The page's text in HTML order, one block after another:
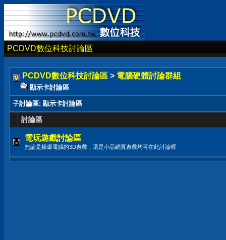
PCDVD數位科技討論區
PCDVD數位科技討論區 > 電腦硬體討論群組
顯示卡討論區
子討論區: 顯示卡討論區
討論區
電玩遊戲討論區
無論是操爆電腦的3D遊戲，還是小品網頁遊戲均可在此討論喔